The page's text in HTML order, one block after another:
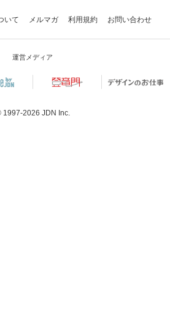
いて メルマガ 利用規約 お問い合わせ
運営メディア
1997-2026 JDN Inc.